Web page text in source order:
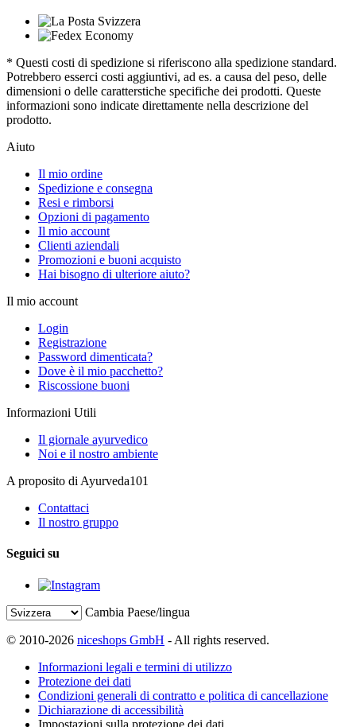
* Questi costi di spedizione si riferiscono alla spedizione standard.
Potrebbero esserci costi aggiuntivi, ad es. a causa del peso, delle
dimensioni o delle caratterstiche specifiche dei prodotti. Queste
informazioni sono indicate direttamente nella descrizione del
prodotto.
Aiuto
Il mio ordine
Spedizione e consegna
Resi e rimborsi
Opzioni di pagamento
Il mio account
Clienti aziendali
Promozioni e buoni acquisto
Hai bisogno di ulteriore aiuto?
Il mio account
Login
Registrazione
Password dimenticata?
Dove è il mio pacchetto?
Riscossione buoni
Informazioni Utili
Il giornale ayurvedico
Noi e il nostro ambiente
A proposito di Ayurveda101
Contattaci
Il nostro gruppo
Seguici su
Cambia Paese/lingua
© 2010-2026 niceshops GmbH - All rights reserved.
Informazioni legali e termini di utilizzo
Protezione dei dati
Condizioni generali di contratto e politica di cancellazione
Dichiarazione di accessibilità
Impostazioni sulla protezione dei dati